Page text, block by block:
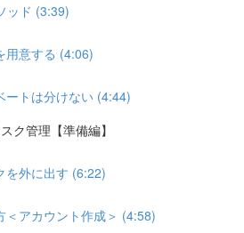
ッド (3:39)
用意する (4:06)
ートは分けない (4:44)
ク管理【準備編】
を外に出す (6:22)
＜アカウント作成＞ (4:58)